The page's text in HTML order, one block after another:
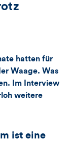
hatten für
Waage. Was
Im Interview
weitere
ist eine